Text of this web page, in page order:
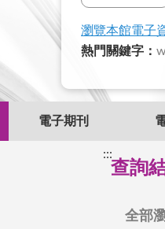
瀏覽本館電子
熱門關鍵字 ：
電子期刊
:::
查詢
全部